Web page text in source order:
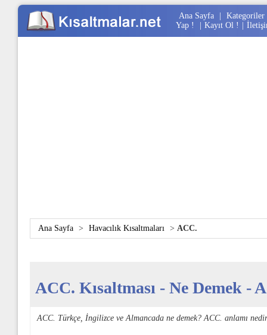
Ana Sayfa
Kategoriler
Yap !
Kayıt Ol !
Ana Sayfa > Havacılık Kısaltmaları > ACC.
ACC. Kısaltması - Ne Demek -
ACC. Türkçe, İngilizce ve Almancada ne demek? ACC. anlamı